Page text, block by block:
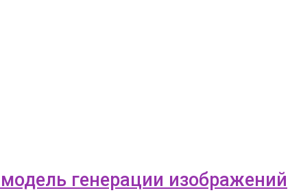
генерации изображений